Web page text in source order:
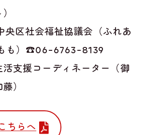
区社会福祉協議会（ふれあ
も）☎06-6763-8139
援コーディネーター（御
）
ちらへ